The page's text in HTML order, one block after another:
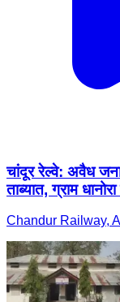
चांदूर रेल्वे: अवैध
ताब्यात, ग्राम
Chandur Railway,